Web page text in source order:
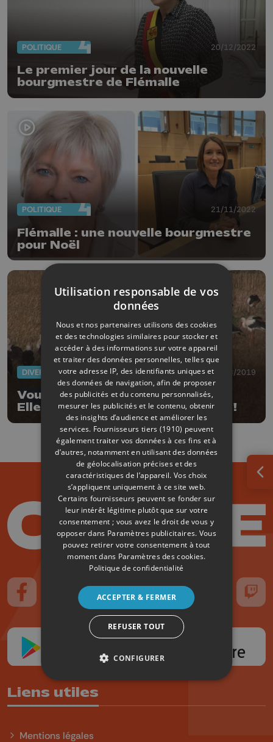
POLITIQUE 20/12/2022
Le premier jour de la nouvelle
bourgmestre de Flémalle
POLITIQUE 21/11/2022
Flémalle : une nouvelle bourgmestre
pour Noël
DIVERS 06/08/2019
Vous avez aperçu des cigognes ?
Elles sont en avance cette année !
Suivez-nous sur FaceBook
Suivez-nous sur Instagram
Suivez-nous sur TikTokSuivez-nous sur YouTube
Suivez-nous
Liens utiles
Mentions légales
Utilisation responsable de vos
données
Nous et nos partenaires utilisons des cookies
et des technologies similaires pour stocker et
accéder à des informations sur votre appareil
et traiter des données personnelles, telles que
votre adresse IP, des identifiants uniques et
des données de navigation, afin de proposer
des publicités et du contenu personnalisés,
mesurer les publicités et le contenu, obtenir
des insights d’audience et améliorer les
services. Fournisseurs tiers (1910) peuvent
également traiter vos données à ces fins et à
d’autres, notamment en utilisant des données
de géolocalisation précises et des
caractéristiques de l’appareil. Vos choix
s’appliquent uniquement à ce site web.
Certains fournisseurs peuvent se fonder sur
leur intérêt légitime plutôt que sur votre
consentement ; vous avez le droit de vous y
opposer dans Paramètres publicitaires. Vous
pouvez retirer votre consentement à tout
moment dans Paramètres des cookies.
Politique de confidentialité
ACCEPTER & FERMER
REFUSER TOUT
CONFIGURER